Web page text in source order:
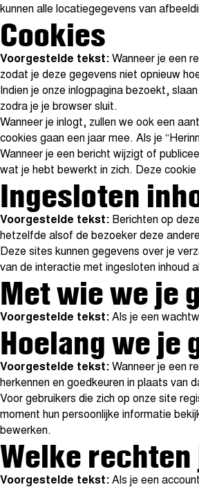
kunnen alle locatiegegevens van
Cookies
Voorgestelde tekst: Wanneer je een
zodat je deze gegevens niet opnieuw
Indien je onze inlogpagina bezoekt,
zodra je je browser sluit.
Wanneer je inlogt, zullen we ook een
cookies gaan een jaar mee. Als je
Wanneer je een bericht wijzigt of
wat je hebt bewerkt in zich. Deze cookie
Ingesloten
Voorgestelde tekst: Berichten op
hetzelfde alsof de bezoeker deze
Deze sites kunnen gegevens over je
van de interactie met ingesloten inhoud
Met wie we je
Voorgestelde tekst: Als je een
Hoelang we je
Voorgestelde tekst: Wanneer je een
herkennen en goedkeuren in plaats van
Voor gebruikers die zich op onze site
moment hun persoonlijke informatie
bewerken.
Welke rechten
Voorgestelde tekst: Als je een